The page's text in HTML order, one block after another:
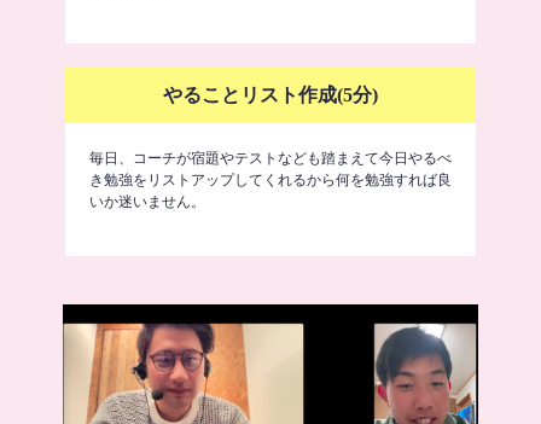
やることリスト作成(5分)
毎日、コーチが宿題やテストなども踏まえて今日やるべ
き勉強をリストアップしてくれるから何を勉強すれば良
いか迷いません。